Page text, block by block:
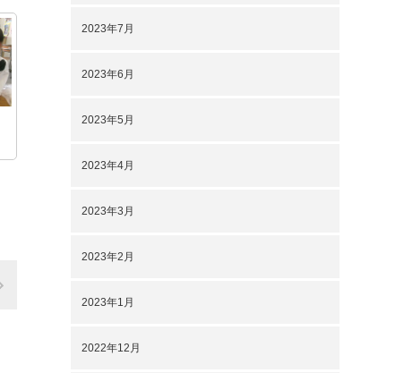
2023年7月
2023年6月
2023年5月
2023年4月
2023年3月
2023年2月
2023年1月
2022年12月